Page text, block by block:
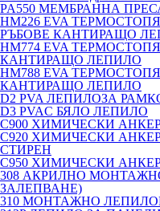
PA550 МЕМБРАННА
HM226 EVA
РЪБОВЕ КАНТИРАЩО
HM774 EVA
КАНТИРАЩО ЛЕПИЛО
HM788 EVA
КАНТИРАЩО ЛЕПИЛО
D2 PVA ЛЕПИЛОЗА
D3 PVAC БЯЛО ЛЕПИЛО
C900 ХИМИЧЕСКИ
C920 ХИМИЧЕСКИ
СТИРЕН
C950 ХИМИЧЕСКИ
308 АКРИЛНО
ЗАЛЕПВАНЕ)
310 МОНТАЖНО